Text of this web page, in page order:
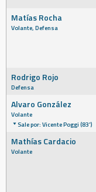
Matías Rocha
Volante, Defensa
Rodrigo Rojo
Defensa
Alvaro González
Volante
Sale por: Vicente Poggi (83')
Mathías Cardacio
Volante